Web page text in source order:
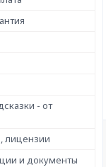
- от
лицензии
и документы